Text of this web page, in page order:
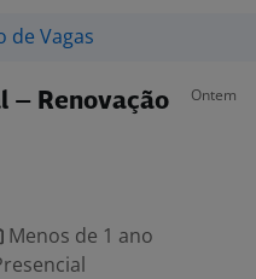
de Vagas
– Renovação
Ontem
Menos de 1 ano